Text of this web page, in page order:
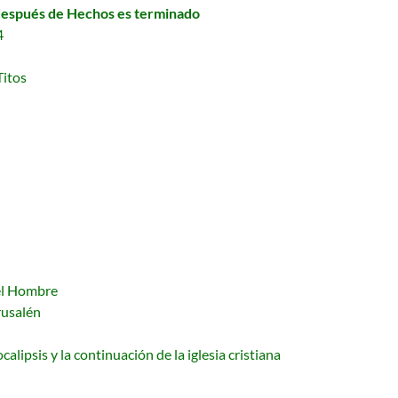
de Hechos es terminado
Hombre
y la continuación de la iglesia cristiana